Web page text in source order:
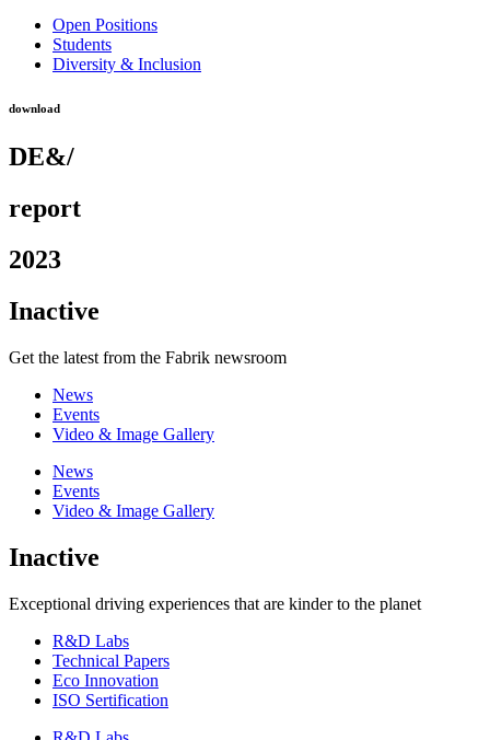
Open Positions
Students
Diversity & Inclusion
download
DE&/
report
2023
Inactive
Get the latest from the Fabrik newsroom
News
Events
Video & Image Gallery
News
Events
Video & Image Gallery
Inactive
Exceptional driving experiences that are kinder to the planet
R&D Labs
Technical Papers
Eco Innovation
ISO Sertification